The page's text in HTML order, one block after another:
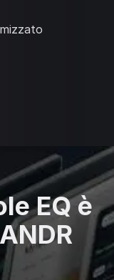
EQ è